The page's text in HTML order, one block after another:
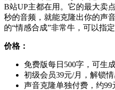
B站UP主都在用。它的最大卖
秒的音频，就能克隆出你的声
的“情感合成”非常牛，可以指定
价格：
免费版每日500字，可生
初级会员39元/月，解锁
声音克隆单独付费，约99